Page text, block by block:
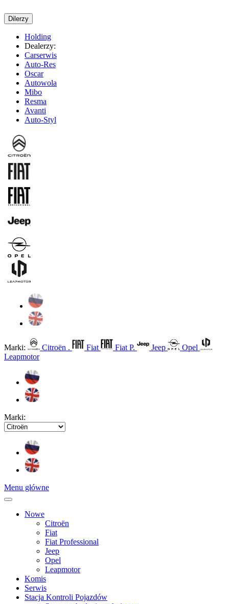
Dilerzy
Holding
Dealerzy:
Carserwis
Auto-Res
Oscar
Autowola
Mibo
Resma
Avanti
Auto-Styl
Marki: Citroën . Fiat Fiat P. Jeep
Opel
Leapmotor
Marki:
Menu główne
Nowe
Citroën
Fiat
Fiat Professional
Jeep
Opel
Leapmotor
Komis
Serwis
Stacja Kontroli Pojazdów